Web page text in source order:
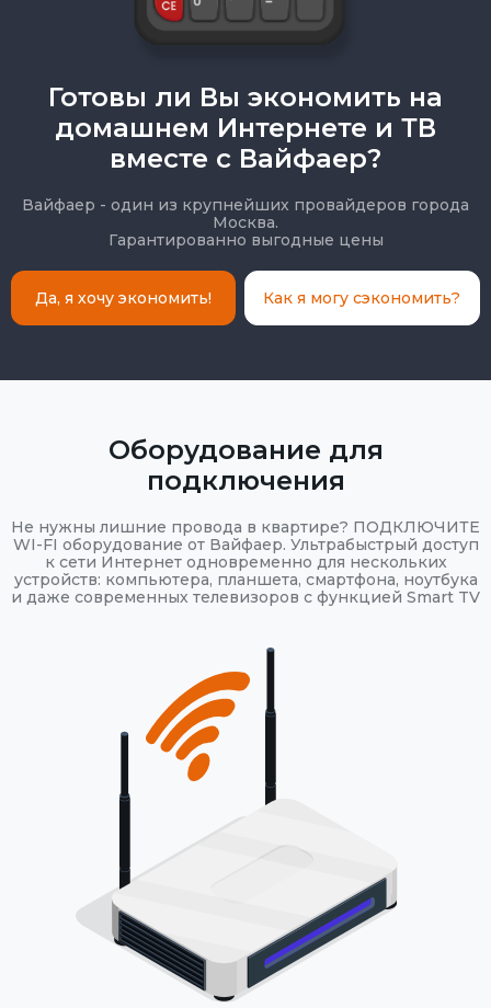
Готовы ли Вы экономить на
домашнем Интернете и ТВ
вместе с Вайфаер?
Вайфаер - один из крупнейших провайдеров города
Москва.
Гарантированно выгодные цены
Да, я хочу экономить! Как я могу сэкономить?
Оборудование для
подключения
Не нужны лишние провода в квартире? ПОДКЛЮЧИТЕ
WI-FI оборудование от Вайфаер. Ультрабыстрый доступ
к сети Интернет одновременно для нескольких
устройств: компьютера, планшета, смартфона, ноутбука
и даже современных телевизоров с функцией Smart TV